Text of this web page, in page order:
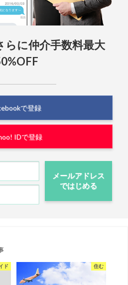
らに仲介手数料最大
で登録
IDで登録
メールアドレス
ではじめる
ド 住む